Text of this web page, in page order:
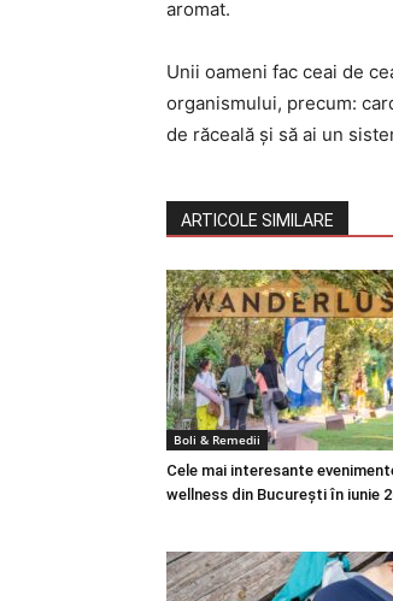
aromat.
Unii oameni fac ceai de
organismului, precum:
de răceală și să ai un
ARTICOLE SIMILARE
Boli & Remedii
Cele mai interesante
wellness din București în iunie